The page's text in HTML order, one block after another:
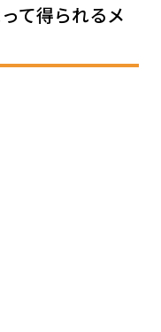
て得られるメ